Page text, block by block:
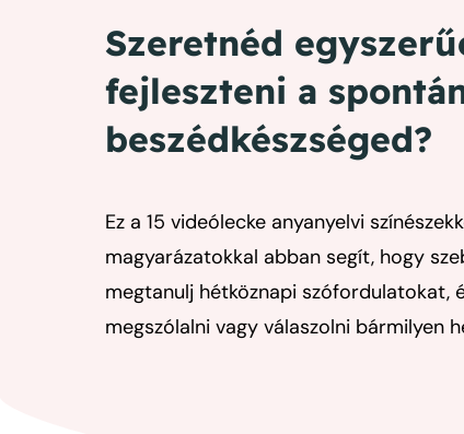
Szeretnéd
fejleszteni a
beszédkészséged?
Ez a 15 videólecke anyanyelvi
magyarázatokkal abban segít, hogy
megtanulj hétköznapi szófordulatokat,
megszólalni vagy válaszolni bármilyen